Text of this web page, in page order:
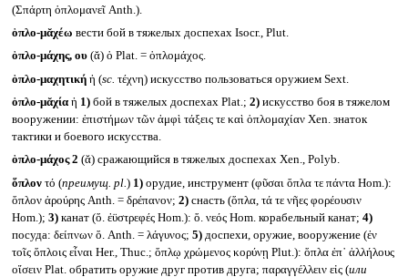
(Σπάρτη ὁπλομανεῖ Anth.).
ὁπλο-μᾰχέω вести бой в тяжелых доспехах Isocr., Plut.
ὁπλο-μάχης, ου(ᾰ) ὁ Plat. = ὁπλομάχος.
ὁπλο-μαχητική ἡ (sc. τέχνη) искусство пользоваться оружием Sext.
ὁπλο-μᾰχία ἡ 1)бой в тяжелых доспехах Plat.; 2)искусство боя в тяжелом
вооружении: ἐπιστήμων τῶν ἀμφὶ τάξεις τε καὶ ὁπλομαχίαν Xen. знаток
тактики и боевого искусства.
ὁπλο-μάχος 2 (ᾰ) сражающийся в тяжелых доспехах Xen., Polyb.
ὅπλον τό (преимущ. pl. ) 1)орудие, инструмент (φῦσαι ὅπλα τε πάντα Hom.):
ὅπλον ἀρούρης Anth. = δρέπανον; 2)снасть (ὅπλα, τά τε νῆες φορέουσιν
Hom.); 3)канат (ὅ. ἐϋστρεφές Hom.): ὅ. νεός Hom. корабельный канат; 4)
посуда: δείπνων ὅ. Anth. = λάγυνος; 5)доспехи, оружие, вооружение (ἐν
τοῖς ὅπλοις εἶναι Her., Thuc.; ὅπλῳ χρώμενος κορύνῃ Plut.): ὅπλα ἐπ᾽ ἀλλήλους
οἴσειν Plat. обратить оружие друг против друга; παραγγέλλειν εἰς (или